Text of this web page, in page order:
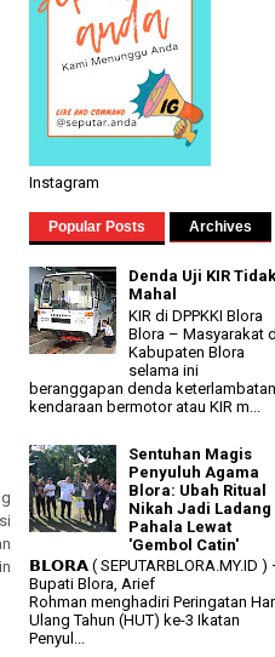
Instagram
Popular Posts Archives
Denda Uji KIR
Mahal
KIR di DPPKKI Blora
Blora – Masyarakat
Kabupaten Blora
selama ini
beranggapan denda
kendaraan bermotor atau KIR m...
Sentuhan Magis
Penyuluh Agama
Blora: Ubah Ritual
Nikah Jadi Ladang
Pahala Lewat
'Gembol Catin'
𝗕𝗟𝗢𝗥𝗔 ( SEPUTARBLORA.MY.ID )
Bupati Blora, Arief
Rohman menghadiri Peringatan
Ulang Tahun (HUT) ke-3 Ikatan
Penyul...